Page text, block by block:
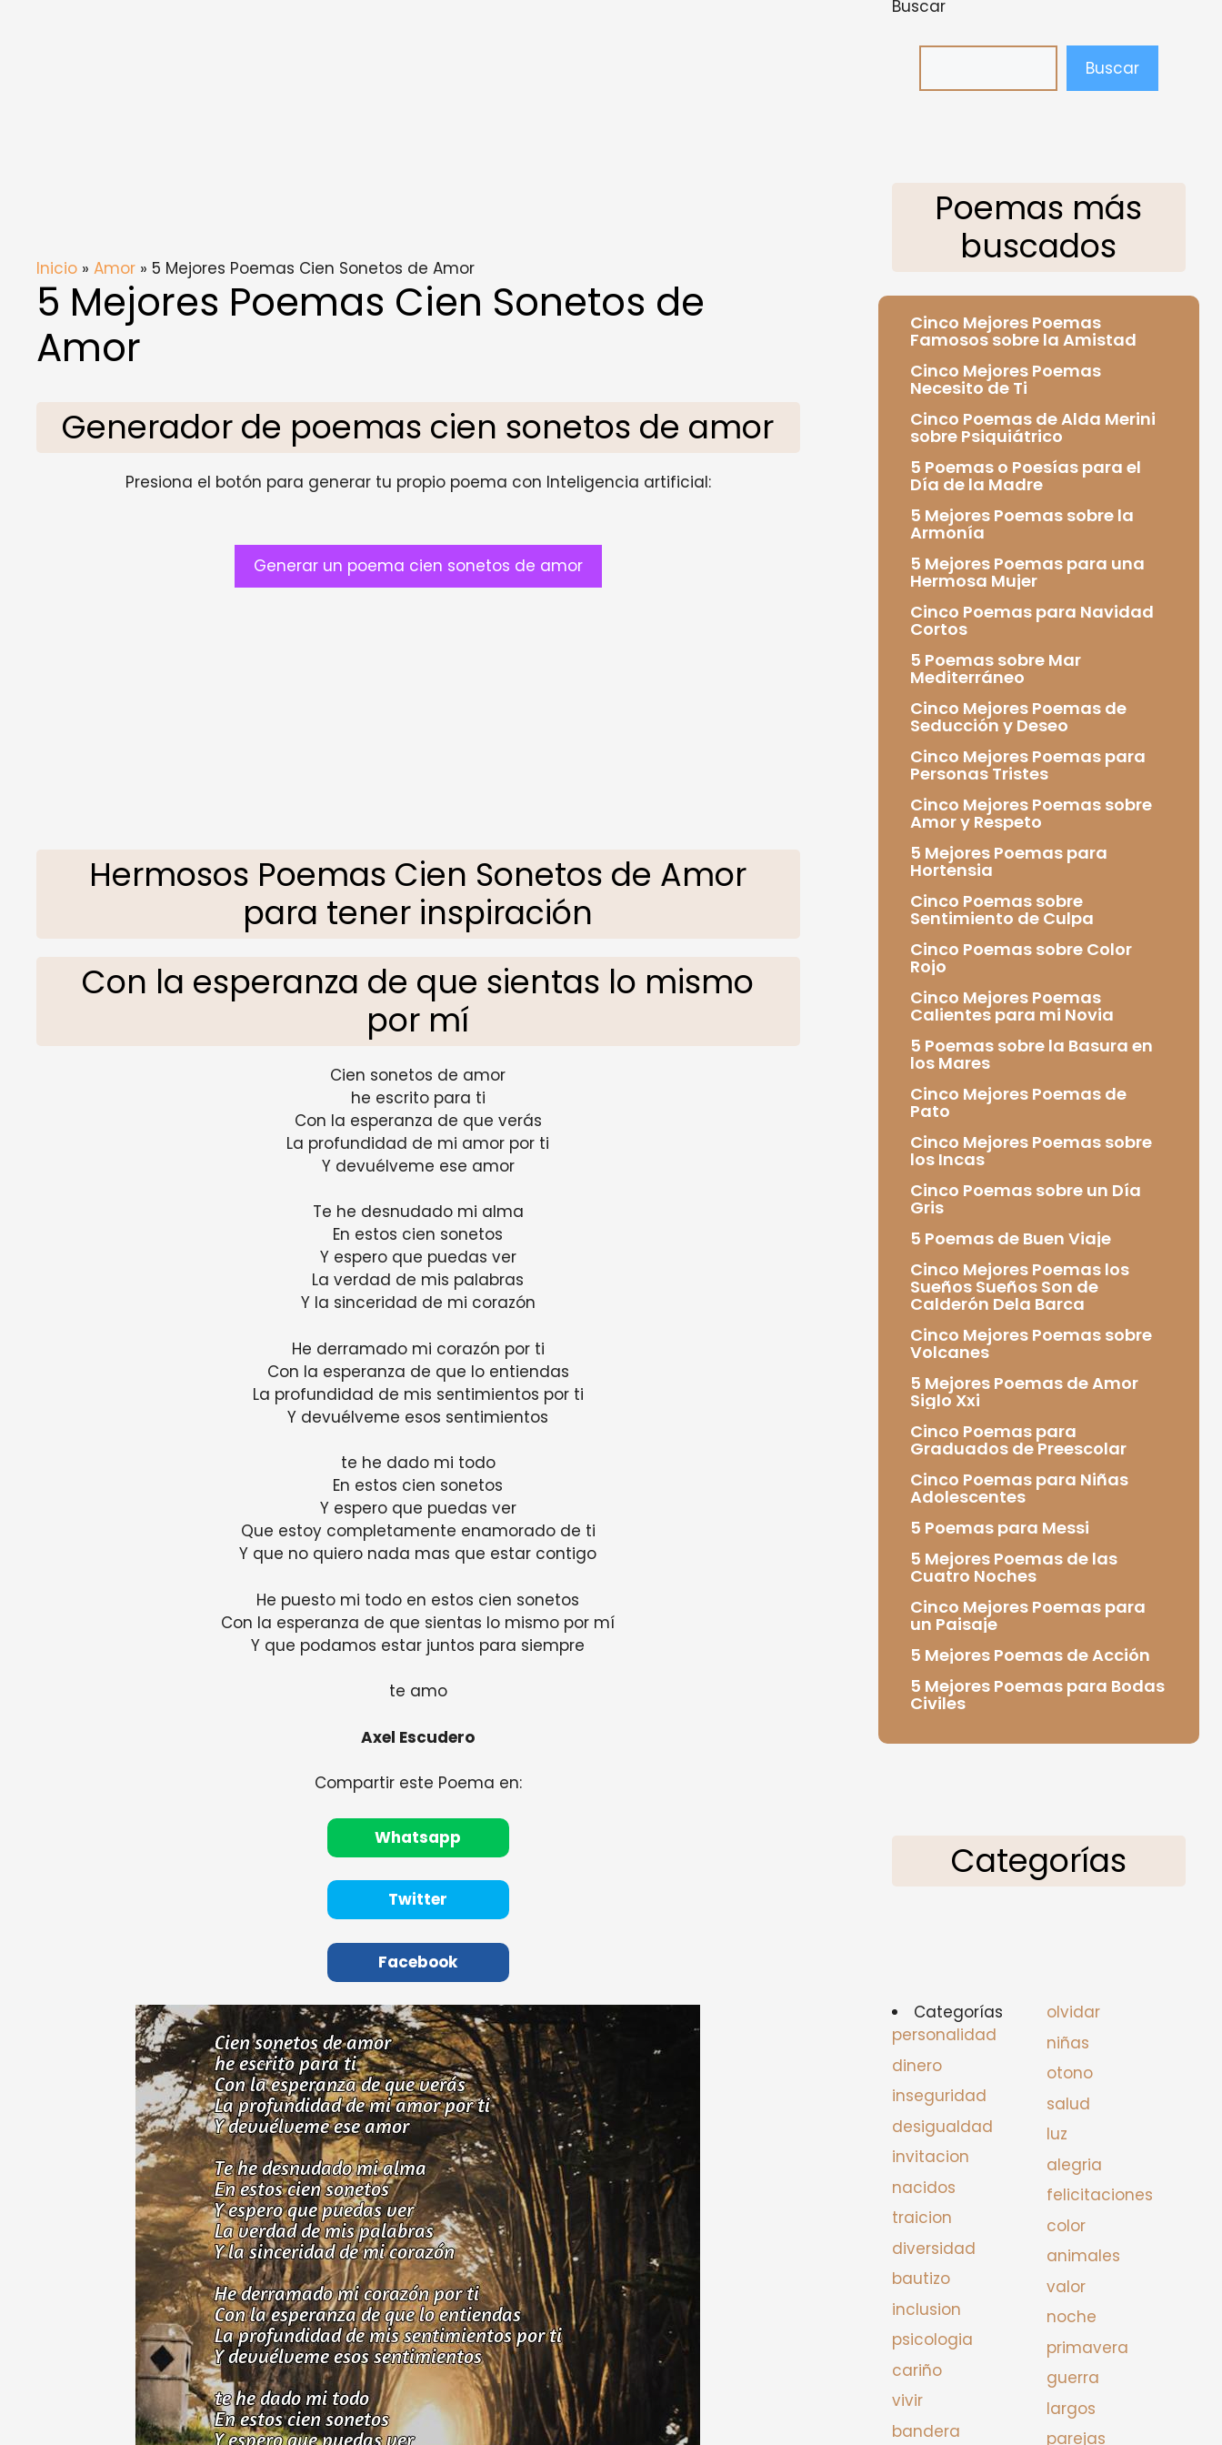
Inicio » Amor » 5 Mejores Poemas Cien Sonetos de Amor
5 Mejores Poemas Cien Sonetos de
Amor
Generador de poemas cien sonetos de amor
Presiona el botón para generar tu propio poema con Inteligencia artificial:
Generar un poema cien sonetos de amor
Hermosos Poemas Cien Sonetos de Amor
para tener inspiración
Con la esperanza de que sientas lo mismo
por mí
Cien sonetos de amor
he escrito para ti
Con la esperanza de que verás
La profundidad de mi amor por ti
Y devuélveme ese amor
Te he desnudado mi alma
En estos cien sonetos
Y espero que puedas ver
La verdad de mis palabras
Y la sinceridad de mi corazón
He derramado mi corazón por ti
Con la esperanza de que lo entiendas
La profundidad de mis sentimientos por ti
Y devuélveme esos sentimientos
te he dado mi todo
En estos cien sonetos
Y espero que puedas ver
Que estoy completamente enamorado de ti
Y que no quiero nada mas que estar contigo
He puesto mi todo en estos cien sonetos
Con la esperanza de que sientas lo mismo por mí
Y que podamos estar juntos para siempre
te amo
Axel Escudero
Compartir este Poema en:
Whatsapp
Twitter
Facebook
Buscar
Buscar
Poemas más
buscados
Cinco Mejores Poemas
Famosos sobre la Amistad
Cinco Mejores Poemas
Necesito de Ti
Cinco Poemas de Alda Merini
sobre Psiquiátrico
5 Poemas o Poesías para el
Día de la Madre
5 Mejores Poemas sobre la
Armonía
5 Mejores Poemas para una
Hermosa Mujer
Cinco Poemas para Navidad
Cortos
5 Poemas sobre Mar
Mediterráneo
Cinco Mejores Poemas de
Seducción y Deseo
Cinco Mejores Poemas para
Personas Tristes
Cinco Mejores Poemas sobre
Amor y Respeto
5 Mejores Poemas para
Hortensia
Cinco Poemas sobre
Sentimiento de Culpa
Cinco Poemas sobre Color
Rojo
Cinco Mejores Poemas
Calientes para mi Novia
5 Poemas sobre la Basura en
los Mares
Cinco Mejores Poemas de
Pato
Cinco Mejores Poemas sobre
los Incas
Cinco Poemas sobre un Día
Gris
5 Poemas de Buen Viaje
Cinco Mejores Poemas los
Sueños Sueños Son de
Calderón Dela Barca
Cinco Mejores Poemas sobre
Volcanes
5 Mejores Poemas de Amor
Siglo Xxi
Cinco Poemas para
Graduados de Preescolar
Cinco Poemas para Niñas
Adolescentes
5 Poemas para Messi
5 Mejores Poemas de las
Cuatro Noches
Cinco Mejores Poemas para
un Paisaje
5 Mejores Poemas de Acción
5 Mejores Poemas para Bodas
Civiles
Categorías
Categorías
personalidad
dinero
inseguridad
desigualdad
invitacion
nacidos
traicion
diversidad
bautizo
inclusion
psicologia
cariño
vivir
bandera
olvidar
niñas
otono
salud
luz
alegria
felicitaciones
color
animales
valor
noche
primavera
guerra
largos
parejas